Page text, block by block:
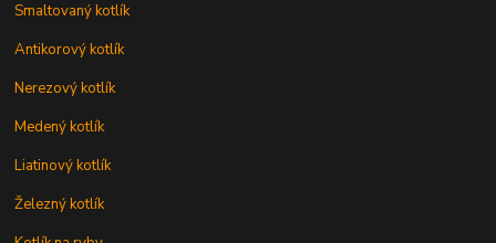
Smaltovaný kotlík
Antikorový kotlík
Nerezový kotlík
Medený kotlík
Liatinový kotlík
Železný kotlík